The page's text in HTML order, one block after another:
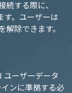
続する際に、
す。ユーザーは
解除できます。
ユーザーデータ
ンに準拠する必